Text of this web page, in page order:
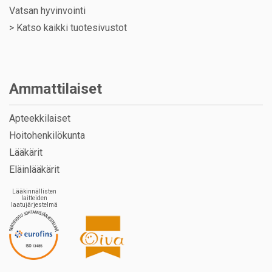
Vatsan hyvinvointi
> Katso kaikki tuotesivustot
Ammattilaiset
Apteekkilaiset
Hoitohenkilökunta
Lääkärit
Eläinlääkärit
Lääkinnällisten
laitteiden
laatujärjestelmä